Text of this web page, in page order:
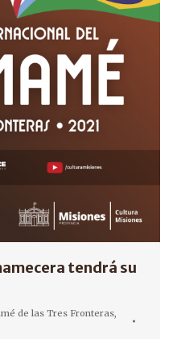
tendrá su
de las Tres Fronteras,